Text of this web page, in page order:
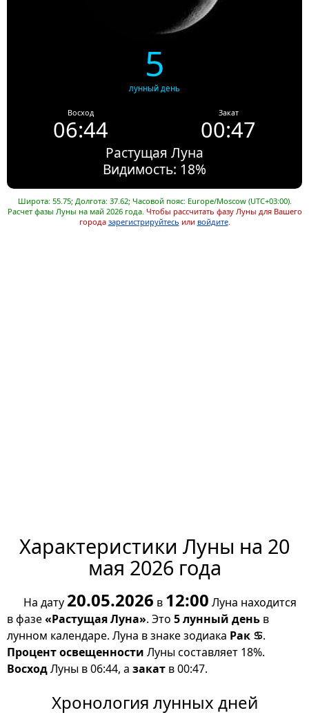
5
лунный день
Восход
06:44
Закат
00:47
Растущая Луна
Видимость: 18%
Широта: 55.75; Долгота: 37.62; Часовой пояс: Europe/Moscow (UTC+03:00).
Расчет фазы Луны на май 2026 года. Чтобы рассчитать фазу Луны для Вашего
города зарегистрируйтесь или войдите.
Характеристики Луны на 20
мая 2026 года
На дату 20.05.2026 в 12:00 Луна находится
в фазе«Растущая Луна». Это 5 лунный день в
лунном календаре. Луна в знаке зодиака Рак ♋.
Процент освещенности Луны составляет 18%.
ВосходЛуны в 06:44, а закат в 00:47.
Хронология лунных дней